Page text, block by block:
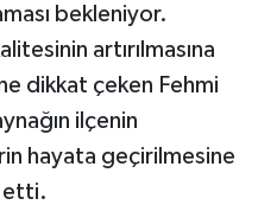
bekleniyor.
artırılmasına
dikkat çeken Fehmi
ilçenin
hayata geçirilmesine
etti.